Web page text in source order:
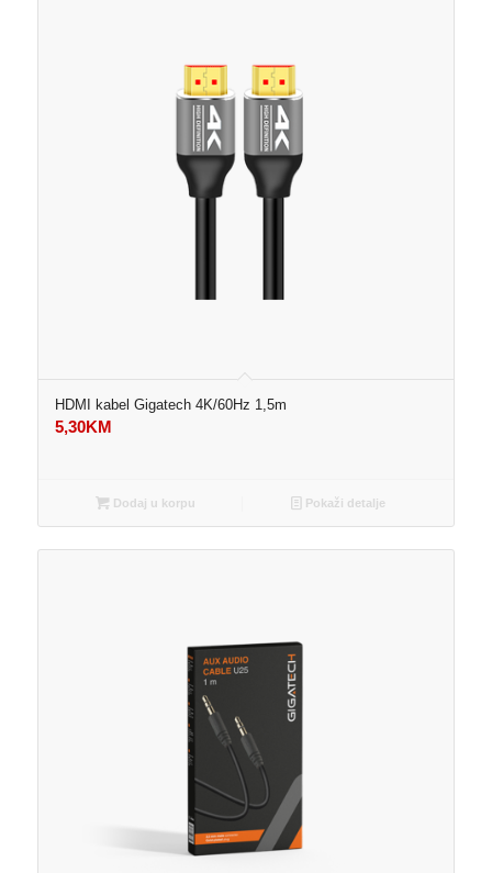
HDMI kabel Gigatech 4K/60Hz 1,5m
5,30KM
Dodaj u korpu Pokaži detalje